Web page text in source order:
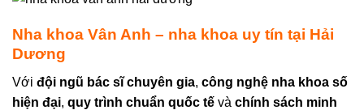
Nha khoa Vân Anh – nha khoa uy tín tại Hải
Dương
Với đội ngũ bác sĩ chuyên gia, công nghệ nha khoa số
hiện đại, quy trình chuẩn quốc tế và chính sách minh